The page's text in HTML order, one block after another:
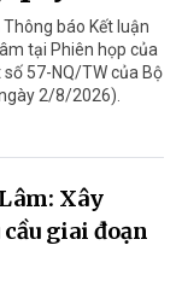
báo Kết luận
tại Phiên họp của
57-NQ/TW của Bộ
2/8/2026).
Xây
giai đoạn